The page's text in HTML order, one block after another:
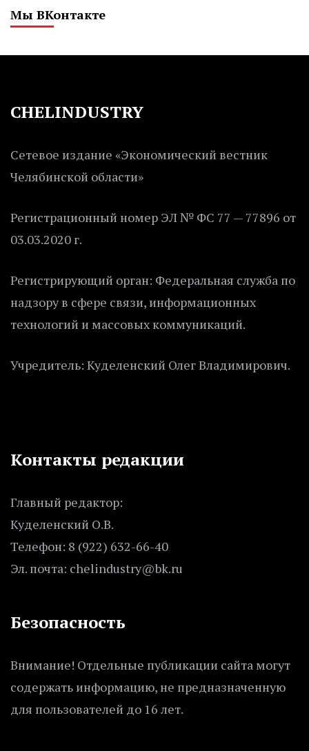
Мы ВКонтакте
CHELINDUSTRY
Сетевое издание «Экономический вестник
Челябинской области»
Регистрационный номер ЭЛ № ФС 77 — 77896 от
03.03.2020 г.
Регистрирующий орган: Федеральная служба по
надзору в сфере связи, информационных
технологий и массовых коммуникаций.
Учредитель: Куделенский Олег Владимирович.
Контакты редакции
Главный редактор:
Куделенский О.В.
Телефон: 8 (922) 632-66-40
Эл. почта: chelindustry@bk.ru
Безопасность
Внимание! Отдельные публикации сайта могут
содержать информацию, не предназначенную
для пользователей до 16 лет.